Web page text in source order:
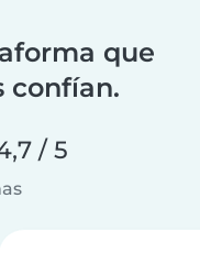
que
confían.
/ 5